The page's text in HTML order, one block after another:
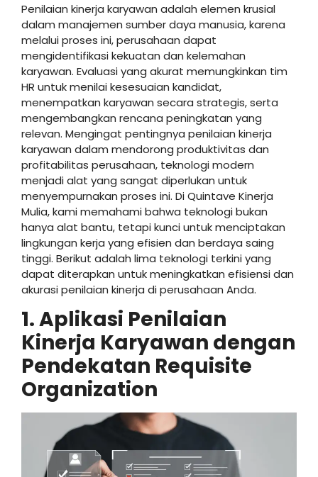
Penilaian kinerja karyawan adalah elemen krusial
dalam manajemen sumber daya manusia, karena
melalui proses ini, perusahaan dapat
mengidentifikasi kekuatan dan kelemahan
karyawan. Evaluasi yang akurat memungkinkan tim
HR untuk menilai kesesuaian kandidat,
menempatkan karyawan secara strategis, serta
mengembangkan rencana peningkatan yang
relevan. Mengingat pentingnya penilaian kinerja
karyawan dalam mendorong produktivitas dan
profitabilitas perusahaan, teknologi modern
menjadi alat yang sangat diperlukan untuk
menyempurnakan proses ini. Di Quintave Kinerja
Mulia, kami memahami bahwa teknologi bukan
hanya alat bantu, tetapi kunci untuk menciptakan
lingkungan kerja yang efisien dan berdaya saing
tinggi. Berikut adalah lima teknologi terkini yang
dapat diterapkan untuk meningkatkan efisiensi dan
akurasi penilaian kinerja di perusahaan Anda.
1. Aplikasi Penilaian
Kinerja Karyawan dengan
Pendekatan Requisite
Organization